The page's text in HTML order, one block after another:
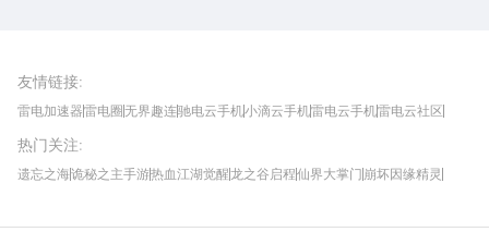
友情链接:
雷电加速器雷电圈无界趣连驰电云手机小滴云手机雷电云手机雷电云社区
我爱vr网华军软件园
热门关注:
遗忘之海诡秘之主手游热血江湖觉醒龙之谷启程仙界大掌门 崩坏因缘精灵